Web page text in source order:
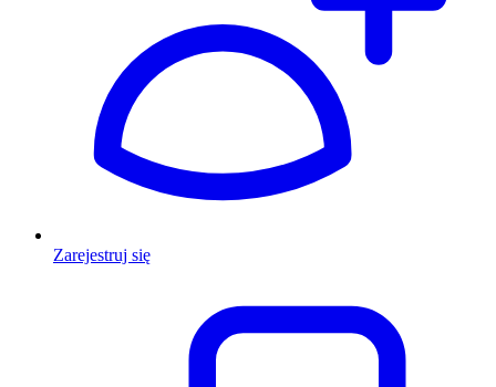
Zarejestruj się